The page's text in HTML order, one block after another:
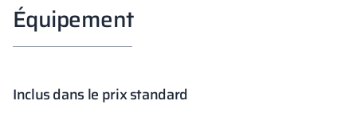
Équipement
Inclus dans le prix standard